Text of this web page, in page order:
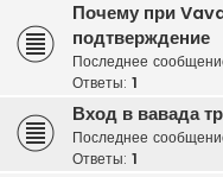
Почему при
подтверждение
Последнее
Ответы: 1
Вход в вавада
Последнее
Ответы: 1